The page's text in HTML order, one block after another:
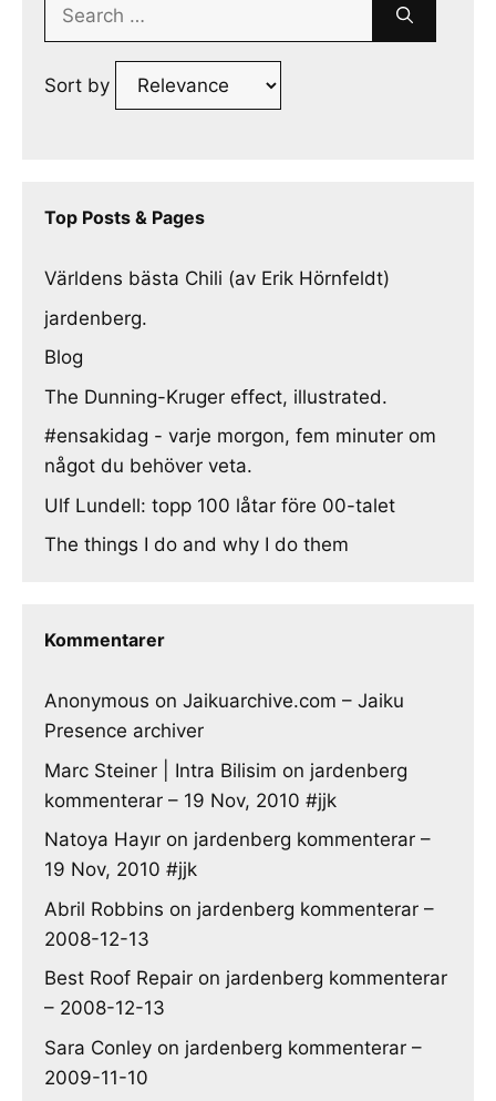
Sort by
Top Posts & Pages
Världens bästa Chili (av Erik Hörnfeldt)
jardenberg.
Blog
The Dunning-Kruger effect, illustrated.
#ensakidag - varje morgon, fem minuter om
något du behöver veta.
Ulf Lundell: topp 100 låtar före 00-talet
The things I do and why I do them
Kommentarer
Anonymous on Jaikuarchive.com – Jaiku
Presence archiver
Marc Steiner | Intra Bilisim on jardenberg
kommenterar – 19 Nov, 2010 #jjk
Natoya Hayır on jardenberg kommenterar –
19 Nov, 2010 #jjk
Abril Robbins on jardenberg kommenterar –
2008-12-13
Best Roof Repair on jardenberg kommenterar
– 2008-12-13
Sara Conley on jardenberg kommenterar –
2009-11-10